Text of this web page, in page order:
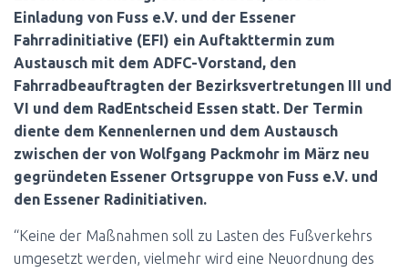
Einladung von Fuss e.V. und der Essener
Fahrradinitiative (EFI) ein Auftakttermin zum
Austausch mit dem ADFC-Vorstand, den
Fahrradbeauftragten der Bezirksvertretungen III und
VI und dem RadEntscheid Essen statt. Der Termin
diente dem Kennenlernen und dem Austausch
zwischen der von Wolfgang Packmohr im März neu
gegründeten Essener Ortsgruppe von Fuss e.V. und
den Essener Radinitiativen.
“Keine der Maßnahmen soll zu Lasten des Fußverkehrs
umgesetzt werden, vielmehr wird eine Neuordnung des